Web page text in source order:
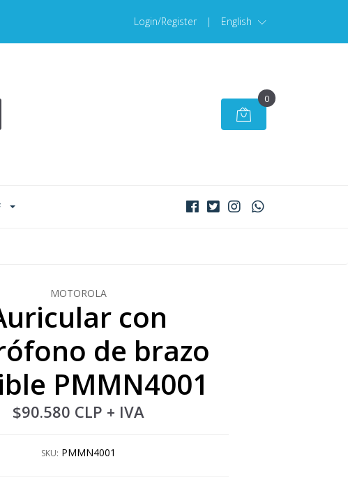
Login/Register | English
0
MOTOROLA
con
de brazo
PMMN4001
$90.580 CLP + IVA
SKU: PMMN4001